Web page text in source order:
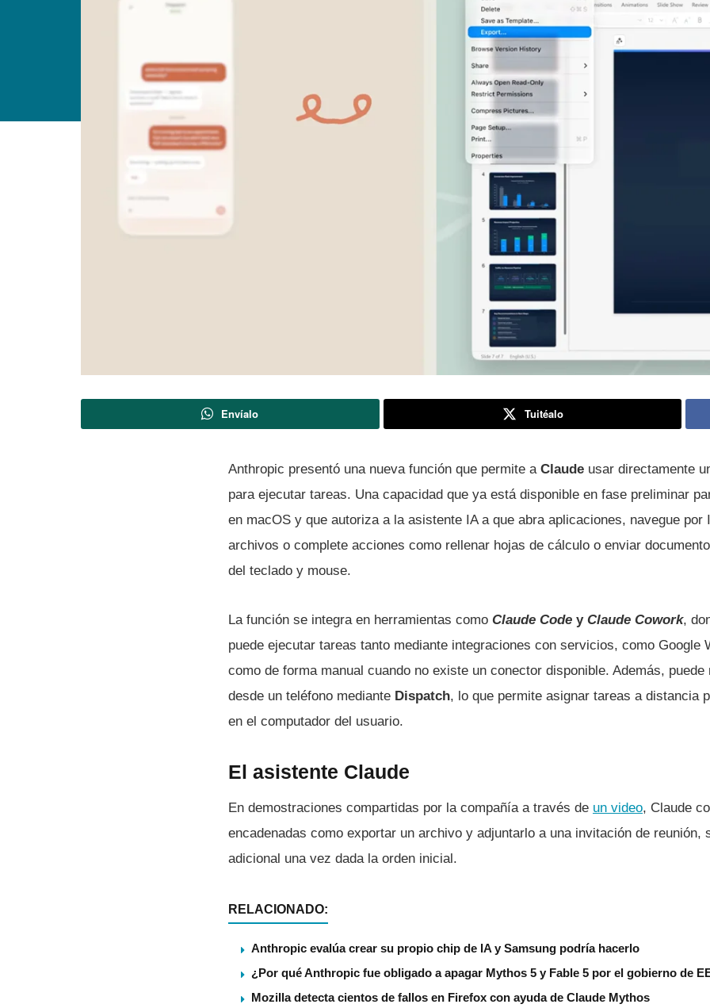
Envíalo Tuitéalo
Anthropic presentó una nueva función que permite a Claude usar directamente
para ejecutar tareas. Una capacidad que ya está disponible en fase preliminar
en macOS y que autoriza a la asistente IA a que abra aplicaciones, navegue por
archivos o complete acciones como rellenar hojas de cálculo o enviar
del teclado y mouse.
La función se integra en herramientas como Claude Code y Claude Cowork,
puede ejecutar tareas tanto mediante integraciones con servicios, como Google
como de forma manual cuando no existe un conector disponible. Además,
desde un teléfono mediante Dispatch, lo que permite asignar tareas a distancia
en el computador del usuario.
El asistente Claude
En demostraciones compartidas por la compañía a través de un video, Claude
encadenadas como exportar un archivo y adjuntarlo a una invitación de reunión,
adicional una vez dada la orden inicial.
RELACIONADO:
Anthropic evalúa crear su propio chip de IA y Samsung podría hacerlo
¿Por qué Anthropic fue obligado a apagar Mythos 5 y Fable 5 por el gobierno de
Mozilla detecta cientos de fallos en Firefox con ayuda de Claude Mythos